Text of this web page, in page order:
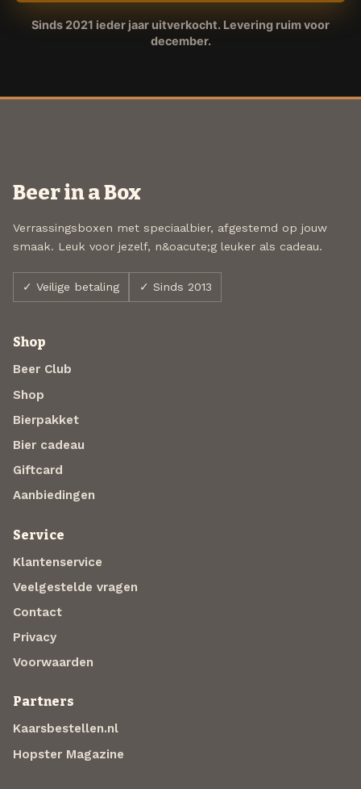
Sinds 2021 ieder jaar uitverkocht. Levering ruim voor
december.
Beer in a Box
Verrassingsboxen met speciaalbier, afgestemd op jouw
smaak. Leuk voor jezelf, n&oacute;g leuker als cadeau.
✓ Veilige betaling ✓ Sinds 2013
Shop
Beer Club
Shop
Bierpakket
Bier cadeau
Giftcard
Aanbiedingen
Service
Klantenservice
Veelgestelde vragen
Contact
Privacy
Voorwaarden
Partners
Kaarsbestellen.nl
Hopster Magazine